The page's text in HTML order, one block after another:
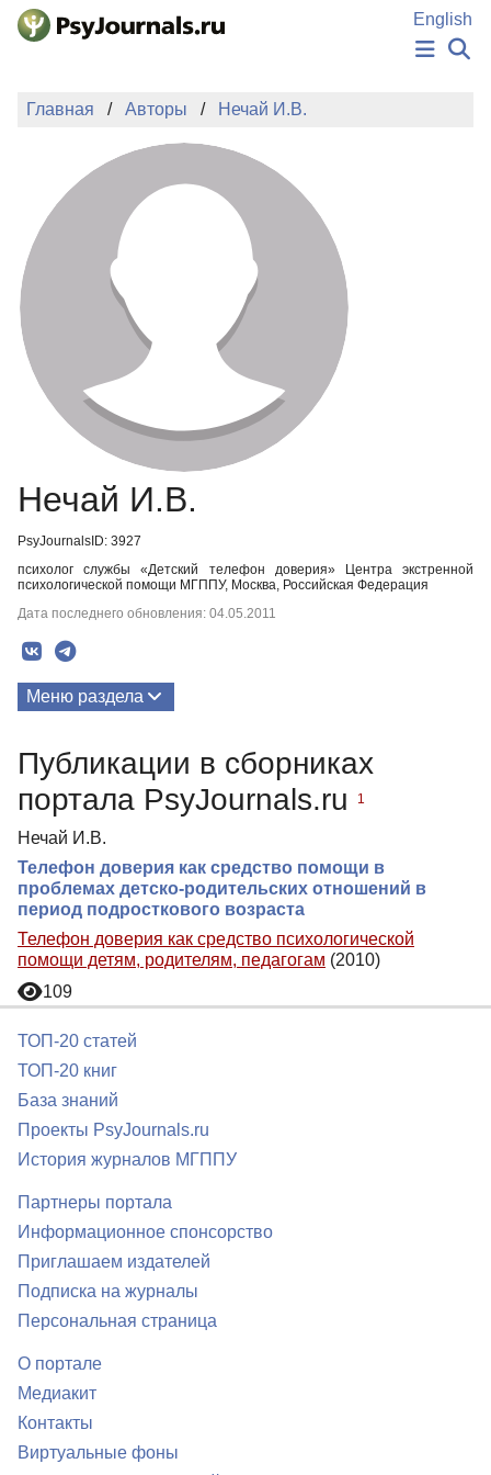
Перейти к основному содержанию
English
НОВОСТИ
АВТОРЫ
ПОДАТЬ РУКОПИСЬ
БАЗА ЗНАНИЙ
КЛЮЧЕВЫЕ СЛОВА
Регистрация
Главная Авторы Нечай И.В.
Нечай И.В.
PsyJournalsID: 3927
психолог службы «Детский телефон доверия» Центра экстренной
психологической помощи МГППУ, Москва, Российская Федерация
Дата последнего обновления: 04.05.2011
Меню раздела
Публикации в сборниках
портала PsyJournals.ru
1
Нечай И.В.
Телефон доверия как средство помощи в
проблемах детско-родительских отношений в
период подросткового возраста
Телефон доверия как средство психологической
помощи детям, родителям, педагогам (2010)
109
ТОП-20 статей
ТОП-20 книг
База знаний
Проекты PsyJournals.ru
История журналов МГППУ
Партнеры портала
Информационное спонсорство
Приглашаем издателей
Подписка на журналы
Персональная страница
О портале
Медиакит
Контакты
Виртуальные фоны